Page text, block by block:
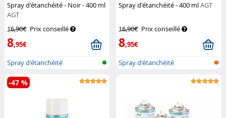
Spray d'étanchéité - Noir - 400 ml
AGT
16,90€ Prix conseillé
8,95€
Spray d'étanchéité
Spray d'étanchéité - 400 mlAGT
16,90€ Prix conseillé
8,95€
Spray d'étanchéité
-47 %